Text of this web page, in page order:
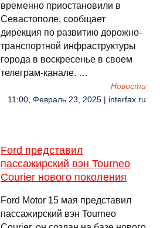
временно приостановили в
Севастополе, сообщает
дирекция по развитию дорожно-
транспортной инфраструктуры
города в воскресенье в своем
телеграм-канале. …
Новости
11:00, Февраль 23, 2025 | interfax.ru
Ford представил
пассажирский вэн Tourneo
Courier нового поколения
Ford Motor 15 мая представил
пассажирский вэн Tourneo